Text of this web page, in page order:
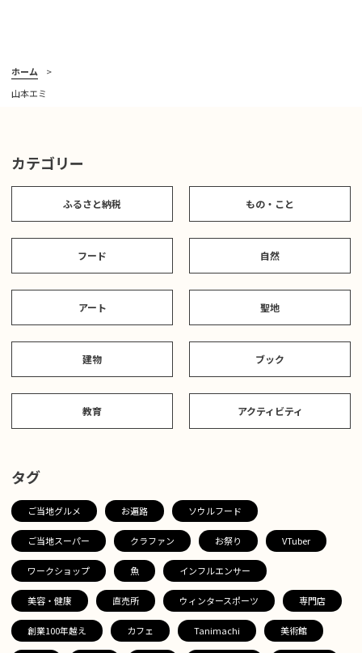
ホーム
山本エミ
カテゴリー
ふるさと納税 もの・こと
フード 自然
アート 聖地
建物 ブック
教育 アクティビティ
タグ
ご当地グルメ お遍路 ソウルフード
ご当地スーパー クラファン お祭り VTuber
ワークショップ 魚 インフルエンサー
美容・健康 直売所 ウィンタースポーツ 専門店
創業100年越え カフェ Tanimachi 美術館